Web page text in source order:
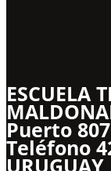
ESCUELA
Puerto
Teléfono
URUGUAY